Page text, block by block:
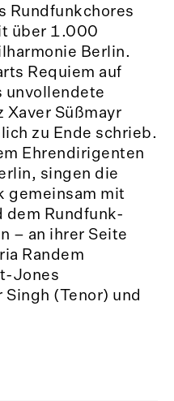
Rundfunkchores
über 1.000
Berlin.
Requiem auf
unvollendete
Xaver Süßmayr
zu Ende schrieb.
Ehrendirigenten
singen die
gemeinsam mit
dem Rundfunk-
– an ihrer Seite
Randem
Jones
(Tenor) und